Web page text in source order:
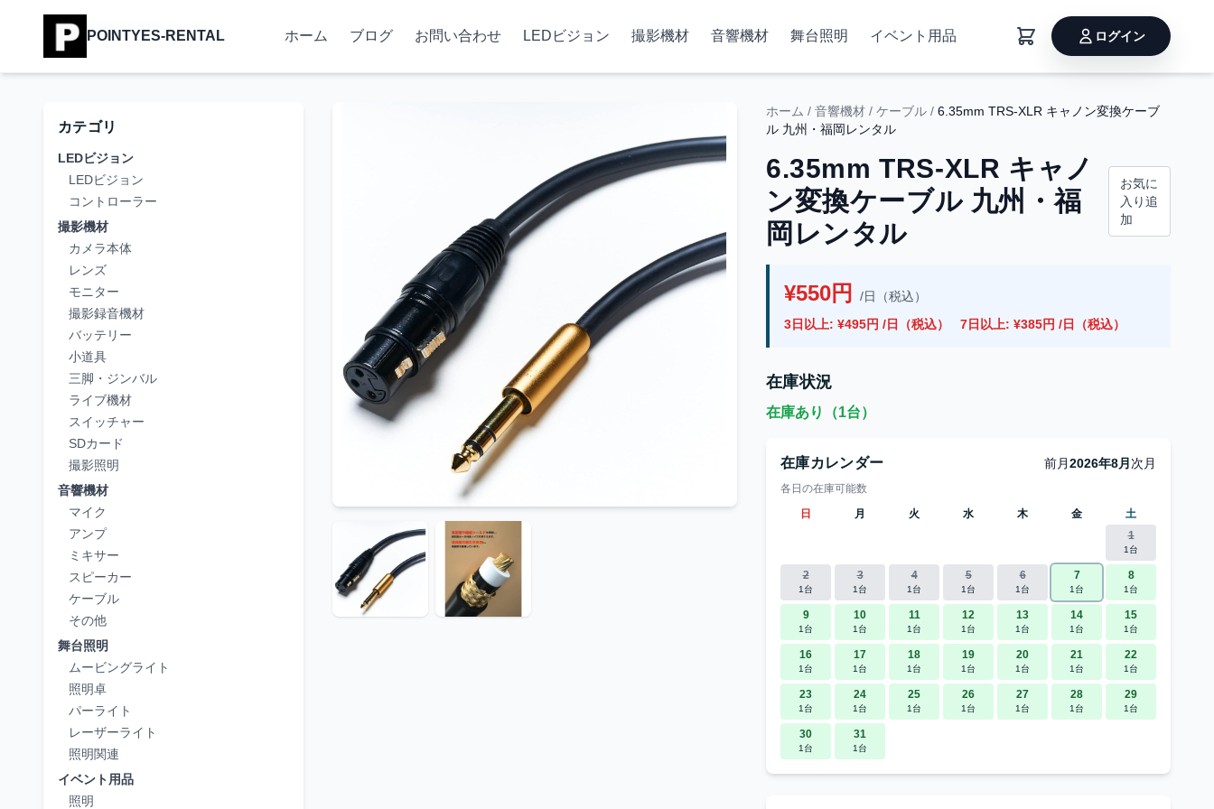
POINTYES-RENTAL ホーム ブログ お問い合わせ LEDビジョン 撮影機材 音響機材 舞台照明 イベント用品 ログイン
カテゴリ
LEDビジョン
LEDビジョン
コントローラー
撮影機材
カメラ本体
レンズ
モニター
撮影録音機材
バッテリー
小道具
三脚・ジンバル
ライブ機材
スイッチャー
SDカード
撮影照明
音響機材
マイク
アンプ
ミキサー
スピーカー
ケーブル
その他
舞台照明
ムービングライト
照明卓
パーライト
レーザーライト
照明関連
イベント用品
照明
ホーム / 音響機材 / ケーブル / 6.35mm TRS-XLR キャノン変換ケーブ
ル 九州・福岡レンタル
6.35mm TRS-XLR キャノ
ン変換ケーブル 九州・福
岡レンタル
お気に
入り追
加
¥550円
/日（税込）
3日以上: ¥495円 /日（税込）
7日以上: ¥385円 /日（税込）
在庫状況
在庫あり（1台）
在庫カレンダー 前月2026年8月 次月
各日の在庫可能数
日
月 火 水 木 金
土
1
1台
2
1台
3
1台
4
1台
5
1台
6
1台
7
1台
8
1台
9
1台
10
1台
11
1台
12
1台
13
1台
14
1台
15
1台
16
1台
17
1台
18
1台
19
1台
20
1台
21
1台
22
1台
23
1台
24
1台
25
1台
26
1台
27
1台
28
1台
29
1台
30
1台
31
1台